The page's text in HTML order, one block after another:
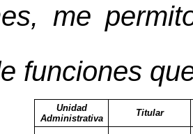
me
funciones
Unidad
Administrativa
Titular